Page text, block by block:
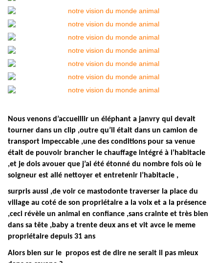
Nous venons d’accueillir un éléphant a janvry qui devait
tourner dans un clip ,outre qu’il était dans un camion de
transport impeccable ,une des conditions pour sa venue
était de pouvoir brancher le chauffage intégré à l’habitacle
,et je dois avouer que j’ai été étonné du nombre fois où le
soigneur est allé nettoyer et entretenir l’habitacle ,
surpris aussi ,de voir ce mastodonte traverser la place du
village au coté de son propriétaire a la voix et a la présence
,ceci révèle un animal en confiance ,sans crainte et très bien
dans sa tête ,baby a trente deux ans et vit avce le meme
propriétaire depuis 31 ans
Alors bien sur le propos est de dire ne serait il pas mieux